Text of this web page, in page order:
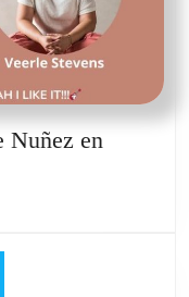
Nuñez en